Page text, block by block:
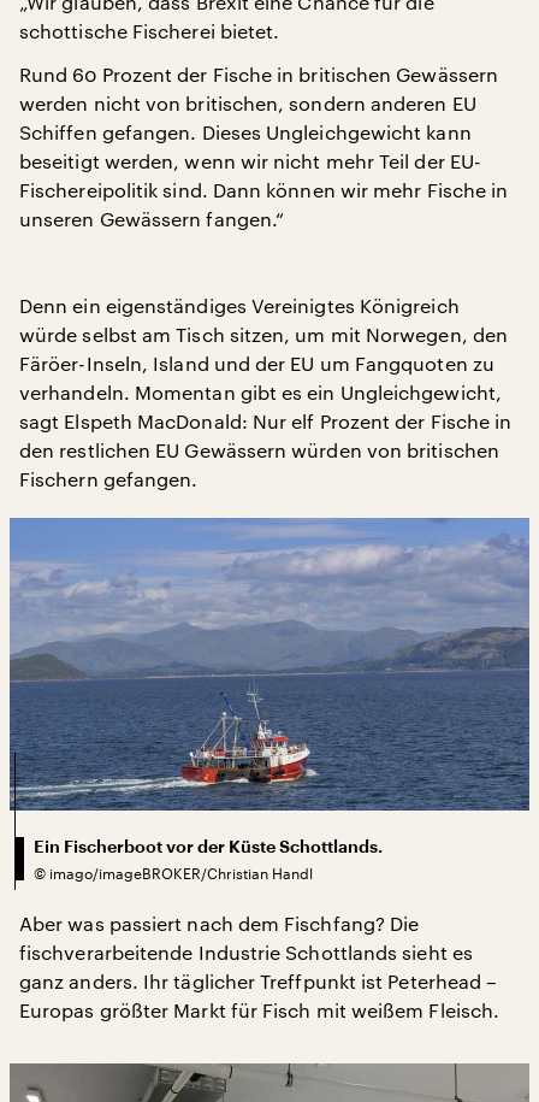
schottische Fischerei bietet.
Rund 60 Prozent der Fische in britischen Gewässern
werden nicht von britischen, sondern anderen EU
Schiffen gefangen. Dieses Ungleichgewicht kann
beseitigt werden, wenn wir nicht mehr Teil der EU-
Fischereipolitik sind. Dann können wir mehr Fische in
unseren Gewässern fangen.“
Denn ein eigenständiges Vereinigtes Königreich
würde selbst am Tisch sitzen, um mit Norwegen, den
Färöer-Inseln, Island und der EU um Fangquoten zu
verhandeln. Momentan gibt es ein Ungleichgewicht,
sagt Elspeth MacDonald: Nur elf Prozent der Fische in
den restlichen EU Gewässern würden von britischen
Fischern gefangen.
Ein Fischerboot vor der Küste Schottlands.
© imago/imageBROKER/Christian Handl
Aber was passiert nach dem Fischfang? Die
fischverarbeitende Industrie Schottlands sieht es
ganz anders. Ihr täglicher Treffpunkt ist Peterhead –
Europas größter Markt für Fisch mit weißem Fleisch.